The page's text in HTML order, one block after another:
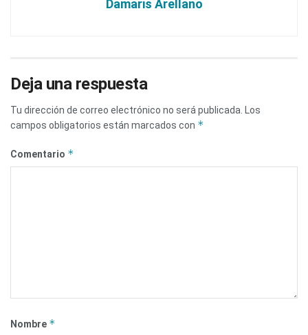
Damaris Arellano
Deja una respuesta
Tu dirección de correo electrónico no será publicada.
Los
campos obligatorios están marcados con *
Comentario *
Nombre *